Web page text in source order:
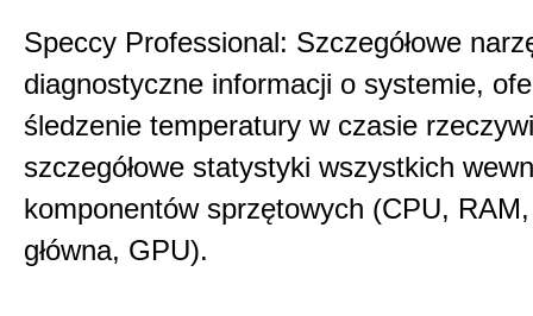
Speccy Professional: Szczegółowe
diagnostyczne informacji o systemie,
śledzenie temperatury w czasie
szczegółowe statystyki wszystkich
komponentów sprzętowych (CPU, RAM,
główna, GPU).